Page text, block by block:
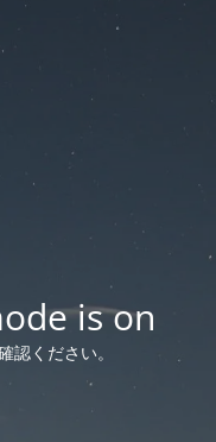
is on
認ください。